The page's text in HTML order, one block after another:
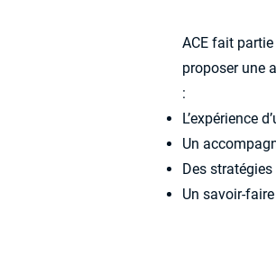
ACE fait partie
proposer une
:
L’expérience
Un
Des
Un savoir-